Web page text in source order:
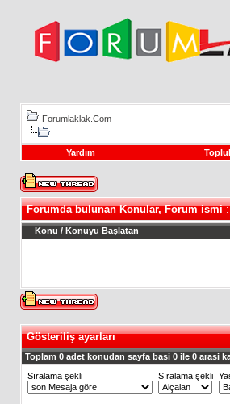
Forumlaklak.Com
Yardım
Forumda bulunan Konular, Forum ismi:
Konu / Konuyu Başlatan
Gösteriliş ayarları
Toplam 0 adet konudan sayfa basi 0 ile 0 arasi
Sıralama şekli
Sıralama şekli